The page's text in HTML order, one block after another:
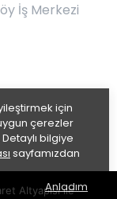
için
çerezler
bilgiye
sayfamızdan
Anladım
İş Merkezi
Altyapısı ile